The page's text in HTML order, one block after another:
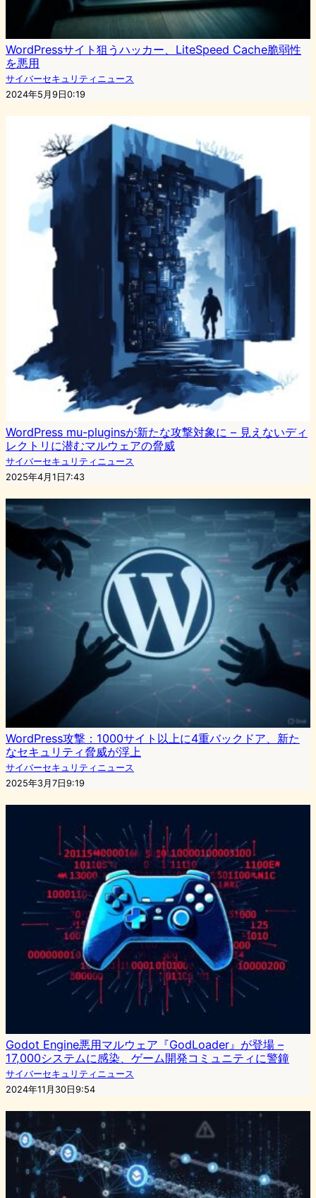
WordPressサイト狙うハッカー、LiteSpeed Cache脆弱性
を悪用
サイバーセキュリティニュース
2024年5月9日0:19
WordPress mu-pluginsが新たな攻撃対象に – 見えないディ
レクトリに潜むマルウェアの脅威
サイバーセキュリティニュース
2025年4月1日7:43
WordPress攻撃：1000サイト以上に4重バックドア、新た
なセキュリティ脅威が浮上
サイバーセキュリティニュース
2025年3月7日9:19
Godot Engine悪用マルウェア『GodLoader』が登場 –
17,000システムに感染、ゲーム開発コミュニティに警鐘
サイバーセキュリティニュース
2024年11月30日9:54